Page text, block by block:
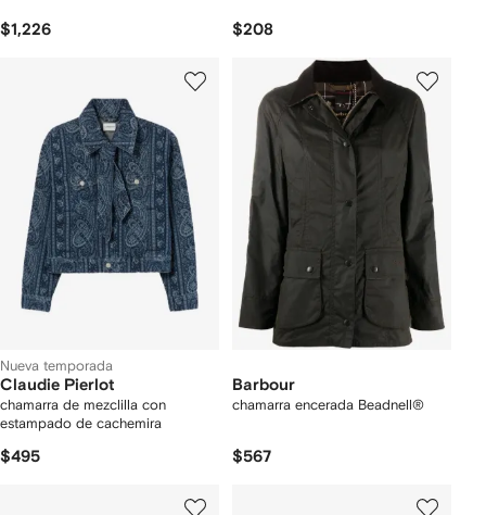
$1,226 $208
Nueva temporada
Claudie Pierlot
chamarra de mezclilla con
estampado de cachemira
$495
Barbour
chamarra encerada Beadnell®
$567